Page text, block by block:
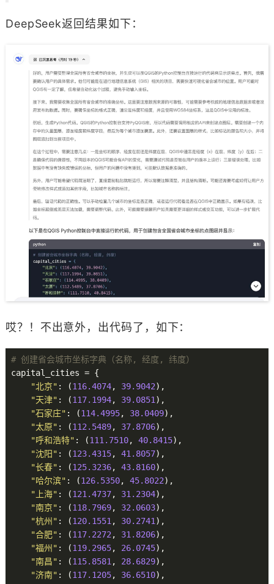
DeepSeek返回结果如下：
哎？！不出意外，出代码了，如下：
# 创建省会城市坐标字典（名称, 经度, 纬度）
capital_cities = {
"北京" : (116.4074, 39.9042),
"天津" : (117.1994, 39.0851 ),
"石家庄" : (114.4995, 38.0409),
"太原" : (112.5489, 37.8706),
"呼和浩特" : (111.7510, 40.8415),
"沈阳" : (123.4315, 41.8057),
"长春" : (125.3236, 43.8160),
"哈尔滨" : (126.5350, 45.8022),
"上海" : (121.4737, 31.2304),
"南京" : (118.7969, 32.0603),
"杭州" : (120.1551 , 30.2741 ),
"合肥" : (117.2272 , 31.8206),
"福州" : (119.2965, 26.0745),
"南昌" : (115.8581 , 28.6829),
"济南" : (117.1205, 36.6510),